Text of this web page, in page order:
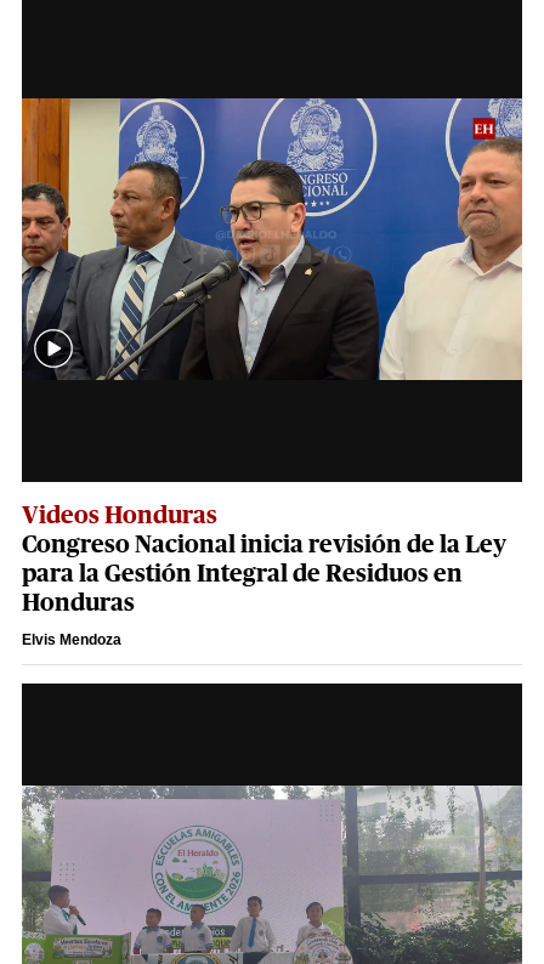
Videos Honduras
Congreso Nacional inicia revisión de la Ley
para la Gestión Integral de Residuos en
Honduras
Elvis Mendoza